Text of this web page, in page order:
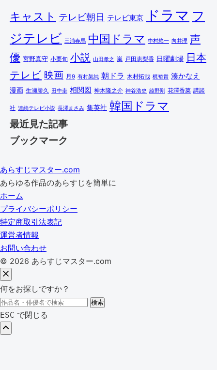
キャスト テレビ朝日 テレビ東京 ドラマ フ
ジテレビ 三浦春馬 中国ドラマ 中村悠一 向井理 声
優 宮野真守 小栗旬 小説 山田孝之 嵐 戸田恵梨香 日曜劇場 日本
テレビ 映画 月9 有村架純 朝ドラ 木村拓哉 梶裕貴 湊かなえ
漫画 生瀬勝久 田中圭 相関図 神木隆之介 神谷浩史 綾野剛 花澤香菜 講談
社 連続テレビ小説 長澤まさみ 集英社 韓国ドラマ
最近見た記事
ブックマーク
あらすじマスター.com
あらゆる作品のあらすじを簡単に
ホーム
プライバシーポリシー
特定商取引法表記
運営者情報
お問い合わせ
© 2026 あらすじマスター.com
何をお探しですか？
検
索:
検索
ESC で閉じる